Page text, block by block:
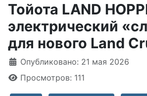
Тойота LAND
электрический
для нового Land
Информация о материале
Опубликовано: 21 мая 2026
Просмотров: 111